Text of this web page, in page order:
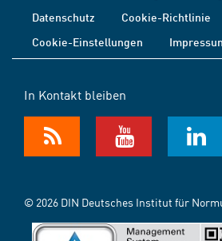
Datenschutz
Cookie-Richtlinie
Cookie-Einstellungen
In Kontakt bleiben
© 2026 DIN Deutsches Institut für